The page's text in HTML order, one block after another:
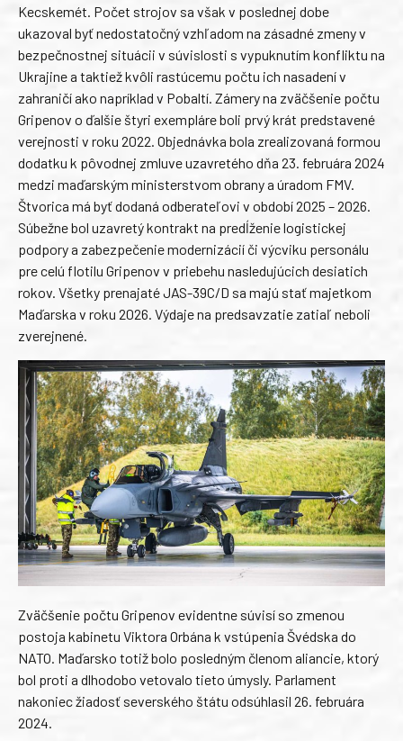
Kecskemét. Počet strojov sa však v poslednej dobe
ukazoval byť nedostatočný vzhľadom na zásadné zmeny v
bezpečnostnej situácii v súvislosti s vypuknutím konfliktu na
Ukrajine a taktiež kvôli rastúcemu počtu ich nasadení v
zahraničí ako napríklad v Pobaltí. Zámery na zväčšenie počtu
Gripenov o ďalšie štyri exempláre boli prvý krát predstavené
verejnosti v roku 2022. Objednávka bola zrealizovaná formou
dodatku k pôvodnej zmluve uzavretého dňa 23. februára 2024
medzi maďarským ministerstvom obrany a úradom FMV.
Štvorica má byť dodaná odberateľovi v období 2025 – 2026.
Súbežne bol uzavretý kontrakt na predĺženie logistickej
podpory a zabezpečenie modernizácií či výcviku personálu
pre celú flotilu Gripenov v priebehu nasledujúcich desiatich
rokov. Všetky prenajaté JAS-39C/D sa majú stať majetkom
Maďarska v roku 2026. Výdaje na predsavzatie zatiaľ neboli
zverejnené.
Zväčšenie počtu Gripenov evidentne súvisí so zmenou
postoja kabinetu Viktora Orbána k vstúpenia Švédska do
NATO. Maďarsko totiž bolo posledným členom aliancie, ktorý
bol proti a dlhodobo vetovalo tieto úmysly. Parlament
nakoniec žiadosť severského štátu odsúhlasil 26. februára
2024.